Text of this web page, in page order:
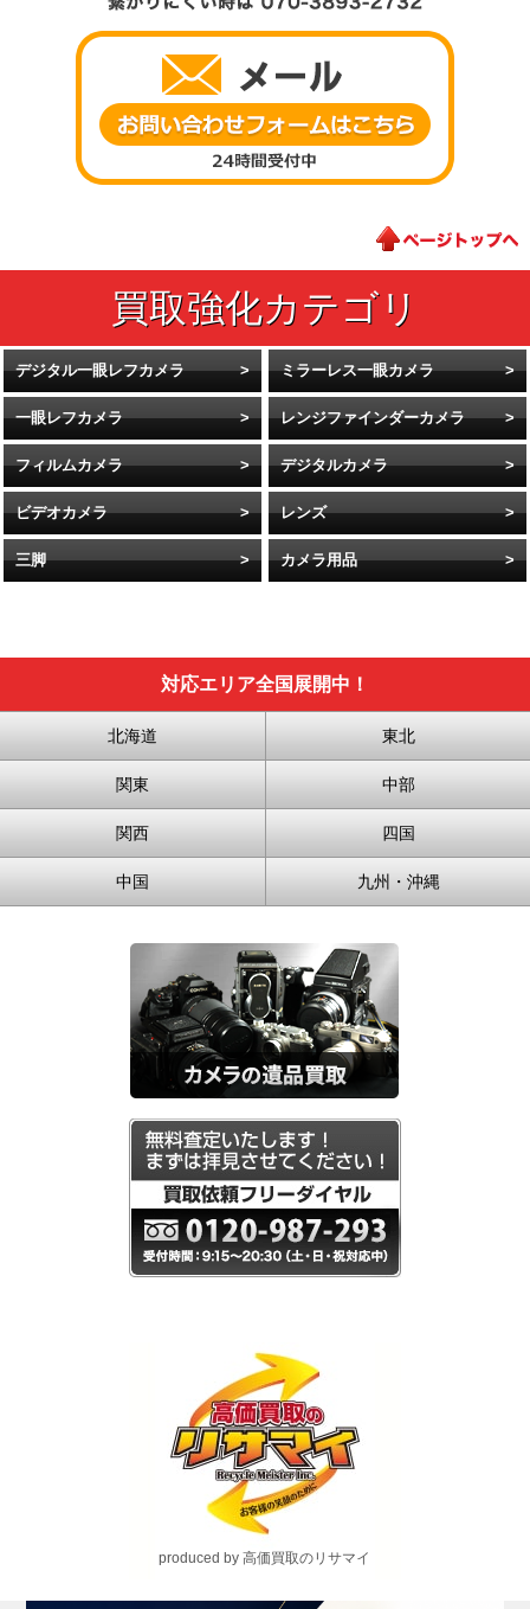
デジタル一眼レフカメラ ミラーレス一眼カメラ
一眼レフカメラ レンジファインダーカメラ
フィルムカメラ デジタルカメラ
ビデオカメラ レンズ
三脚 カメラ用品
対応エリア全国展開中！
北海道 東北
関東 中部
関西 四国
中国 九州・沖縄
produced by 高価買取のリサマイ